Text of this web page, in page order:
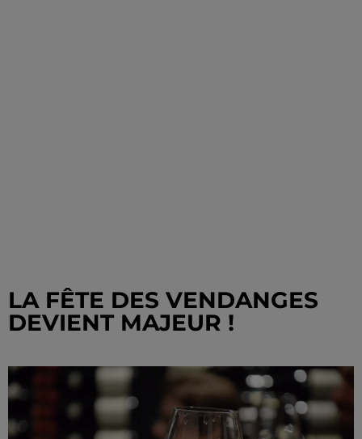
LA FÊTE DES VENDANGES
DEVIENT MAJEUR !